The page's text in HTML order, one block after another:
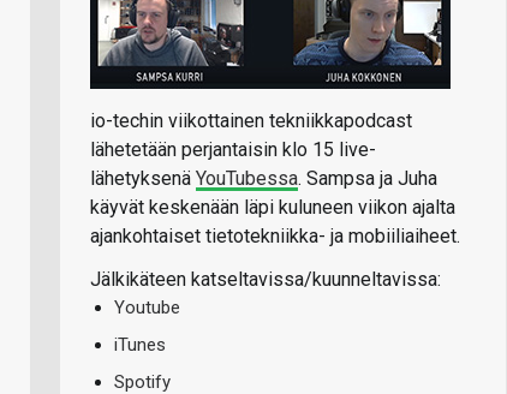
io-techin viikottainen tekniikkapodcast
lähetetään perjantaisin klo 15 live-
lähetyksenä YouTubessa. Sampsa ja Juha
käyvät keskenään läpi kuluneen viikon ajalta
ajankohtaiset tietotekniikka- ja mobiiliaiheet.
Jälkikäteen katseltavissa/kuunneltavissa:
Youtube
iTunes
Spotify